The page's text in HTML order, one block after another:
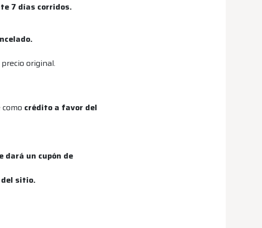
7 días corridos.
original.
crédito a favor del
dará un cupón de
sitio.